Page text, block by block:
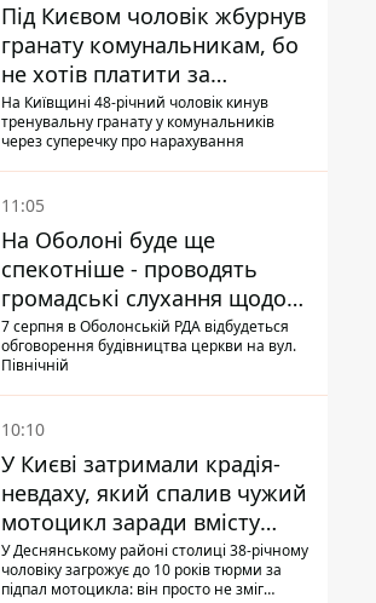
Під Києвом чоловік жбурнув
гранату комунальникам, бо
не хотів платити за
квитанціями
На Київщині 48-річний чоловік кинув
тренувальну гранату у комунальників
через суперечку про нарахування
11:05
На Оболоні буде ще
спекотніше - проводять
громадські слухання щодо
храму УГКЦ на Північній
7 серпня в Оболонській РДА відбудеться
обговорення будівництва церкви на вул.
Північній
10:10
У Києві затримали крадія-
невдаху, який спалив чужий
мотоцикл заради вмісту
багажника
У Деснянському районі столиці 38-річному
чоловіку загрожує до 10 років тюрми за
підпал мотоцикла: він просто не зміг